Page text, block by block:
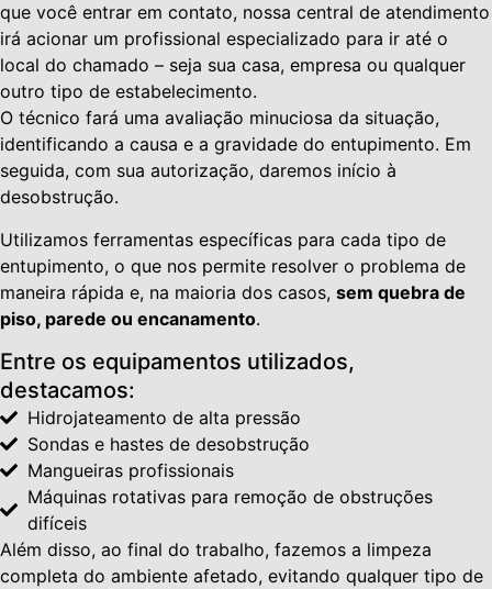
que você entrar em contato, nossa central de atendimento
irá acionar um profissional especializado para ir até o
local do chamado – seja sua casa, empresa ou qualquer
outro tipo de estabelecimento.
O técnico fará uma avaliação minuciosa da situação,
identificando a causa e a gravidade do entupimento. Em
seguida, com sua autorização, daremos início à
desobstrução.
Utilizamos ferramentas específicas para cada tipo de
entupimento, o que nos permite resolver o problema de
maneira rápida e, na maioria dos casos, sem quebra de
piso, parede ou encanamento.
Entre os equipamentos utilizados,
destacamos:
Hidrojateamento de alta pressão
Sondas e hastes de desobstrução
Mangueiras profissionais
Máquinas rotativas para remoção de obstruções
difíceis
Além disso, ao final do trabalho, fazemos a limpeza
completa do ambiente afetado, evitando qualquer tipo de